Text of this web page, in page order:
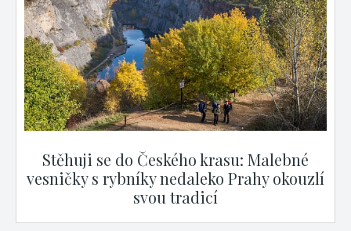
Stěhuji se do Českého krasu: Malebné
vesničky s rybníky nedaleko Prahy okouzlí
svou tradicí